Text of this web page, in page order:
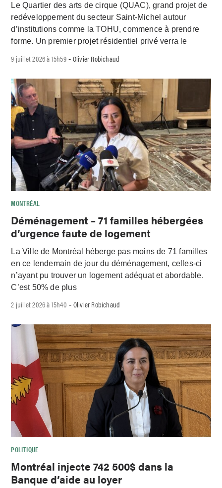
Le Quartier des arts de cirque (QUAC), grand projet de
redéveloppement du secteur Saint-Michel autour
d’institutions comme la TOHU, commence à prendre
forme. Un premier projet résidentiel privé verra le
9 juillet 2026 à 15h59- Olivier Robichaud
MONTRÉAL
Déménagement – 71 familles hébergées
d’urgence faute de logement
La Ville de Montréal héberge pas moins de 71 familles
en ce lendemain de jour du déménagement, celles-ci
n’ayant pu trouver un logement adéquat et abordable.
C’est 50% de plus
2 juillet 2026 à 15h40 - Olivier Robichaud
POLITIQUE
Montréal injecte 742 500$ dans la
Banque d’aide au loyer